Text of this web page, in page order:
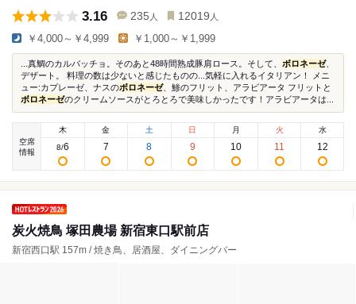
3.16 235 人 12019 人
￥4,000～￥4,999 ￥1,000～￥1,999
...真鯛のカルバッチョ。そのあと48時間熟成豚肩ロース。そして、 ボロネーゼ、
デザート。 料理の数は少ないと感じたものの...気軽に入れるイタリアン！ メニ
ュー:カプレーゼ、ナスのボロネーゼ、鯵のフリット、アラビアータ フリットと
ボロネーゼのクリームソースがとろとろで美味しかったです！アラビアータは...
空席
情報
木
8/6
金
7
土
8
日
9
月
10
火
11
水
12
炭火焼鳥 塚田農場 新宿東口駅前店
新宿西口駅 157m / 焼き鳥、居酒屋、ダイニングバー